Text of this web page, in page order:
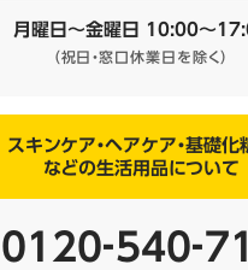
月曜日～金曜日 10:00～
（祝日・窓口休業日を除く）
スキンケア・ヘアケア・基礎化
などの生活用品について